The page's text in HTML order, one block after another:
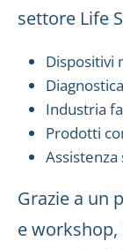
settore Life
Dispositivi
Industria
Prodotti
Grazie a un
e